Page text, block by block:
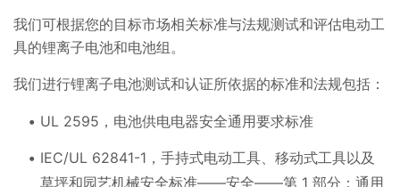
我们可根据您的目标市场相关标准与法规测试和评估电动工
具的锂离子电池和电池组。
我们进行锂离子电池测试和认证所依据的标准和法规包括：
UL 2595，电池供电电器安全通用要求标准
IEC/UL 62841-1，手持式电动工具、移动式工具以及
草坪和园艺机械安全标准——安全——第 1 部分：通用